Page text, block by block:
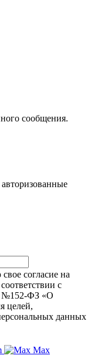
сообщения.
согласие на
с
№152-ФЗ «О
целей,
данных
Max